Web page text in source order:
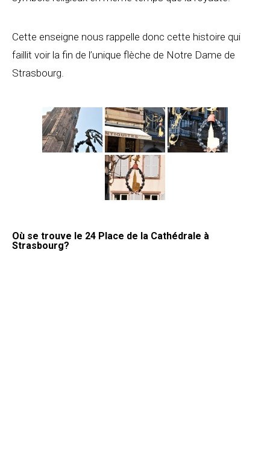
Cette enseigne nous rappelle donc cette histoire qui
faillit voir la fin de l’unique flèche de Notre Dame de
Strasbourg.
Où se trouve le 24 Place de la Cathédrale à
Strasbourg?